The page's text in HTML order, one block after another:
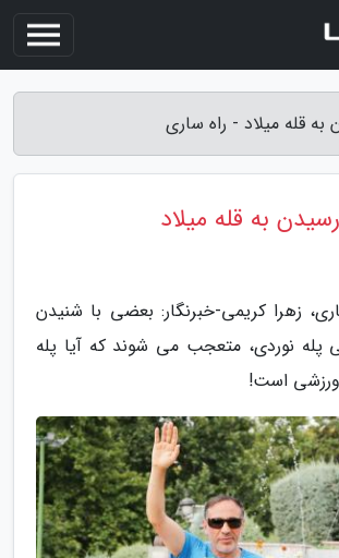
زهرا کریمی-خبرنگار: بعضی با شنیدن
پله نوردی، متعجب می شوند که آیا پله
است!